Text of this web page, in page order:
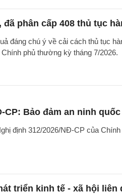
đã phân cấp 408 thủ tục
đáng chú ý về cải cách thủ tục
phủ thường kỳ tháng 7/2026.
CP: Bảo đảm an ninh
định 312/2026/NĐ-CP của
triển kinh tế - xã hội